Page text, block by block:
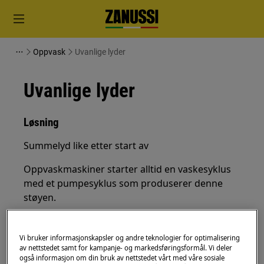
Oppvask Uvanlige lyder
Uvanlige lyder
Løsning
Summelyd like etter start av
Oppvaskmaskiner starter alltid en vaskesyklus
med et pumpesyklus som produserer denne
støyen.
Høy lyd eller banking
Vi bruker informasjonskapsler og andre teknologier for optimalisering
av nettstedet samt for kampanje- og markedsføringsformål. Vi deler
også informasjon om din bruk av nettstedet vårt med våre sosiale